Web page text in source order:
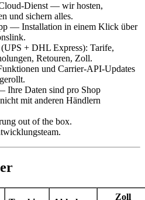
Dienst — wir hosten,
und sichern alles.
— Installation in einem Klick über
+ DHL Express): Tarife,
Retouren, Zoll.
und Carrier-API-Updates
Ihre Daten sind pro Shop
mit anderen Händlern
out of the box.
Zoll